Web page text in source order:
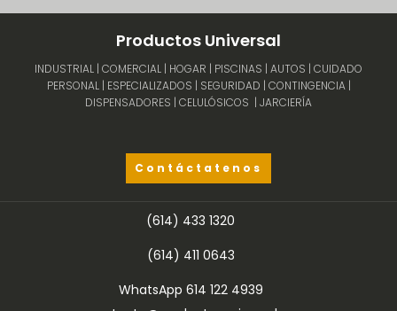
Productos Universal
INDUSTRIAL | COMERCIAL | HOGAR | PISCINAS | AUTOS | CUIDADO
PERSONAL | ESPECIALIZADOS | SEGURIDAD | CONTINGENCIA |
DISPENSADORES | CELULÓSICOS | JARCIERÍA
Contáctatenos
(614) 433 1320
(614) 411 0643
WhatsApp 614 122 4939